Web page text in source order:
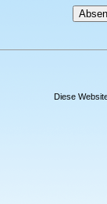
Diese